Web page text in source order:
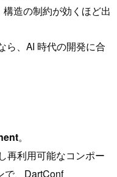
造の制約が効くほど出
ら、AI 時代の開発に合
。
再利用可能なコンポー
で、DartConf